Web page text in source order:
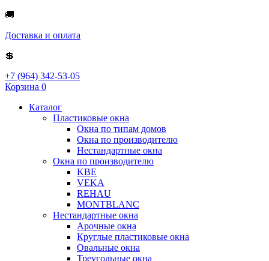
🚚
Доставка и оплата
💲
+7 (964) 342-53-05
Корзина 0
Каталог
Пластиковые окна
Окна по типам домов
Окна по производителю
Нестандартные окна
Окна по производителю
KBE
VEKA
REHAU
MONTBLANC
Нестандартные окна
Арочные окна
Круглые пластиковые окна
Овальные окна
Треугольные окна